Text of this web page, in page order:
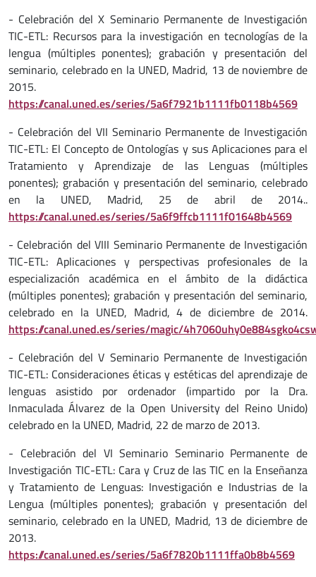
- Celebración del X Seminario Permanente de Investigación
TIC-ETL: Recursos para la investigación en tecnologías de la
lengua (múltiples ponentes); grabación y presentación del
seminario, celebrado en la UNED, Madrid, 13 de noviembre de
2015.
https://canal.uned.es/series/5a6f7921b1111fb0118b4569
- Celebración del VII Seminario Permanente de Investigación
TIC-ETL: El Concepto de Ontologías y sus Aplicaciones para el
Tratamiento y Aprendizaje de las Lenguas (múltiples
ponentes); grabación y presentación del seminario, celebrado
en la UNED, Madrid, 25 de abril de 2014..
https://canal.uned.es/series/5a6f9ffcb1111f01648b4569
- Celebración del VIII Seminario Permanente de Investigación
TIC-ETL: Aplicaciones y perspectivas profesionales de la
especialización académica en el ámbito de la didáctica
(múltiples ponentes); grabación y presentación del seminario,
celebrado en la UNED, Madrid, 4 de diciembre de 2014.
https://canal.uned.es/series/magic/
- Celebración del V Seminario Permanente de Investigación
TIC-ETL: Consideraciones éticas y estéticas del aprendizaje de
lenguas asistido por ordenador (impartido por la Dra.
Inmaculada Álvarez de la Open University del Reino Unido)
celebrado en la UNED, Madrid, 22 de marzo de 2013.
- Celebración del VI Seminario Seminario Permanente de
Investigación TIC-ETL: Cara y Cruz de las TIC en la Enseñanza
y Tratamiento de Lenguas: Investigación e Industrias de la
Lengua (múltiples ponentes); grabación y presentación del
seminario, celebrado en la UNED, Madrid, 13 de diciembre de
2013.
https://canal.uned.es/series/5a6f7820b1111ffa0b8b4569